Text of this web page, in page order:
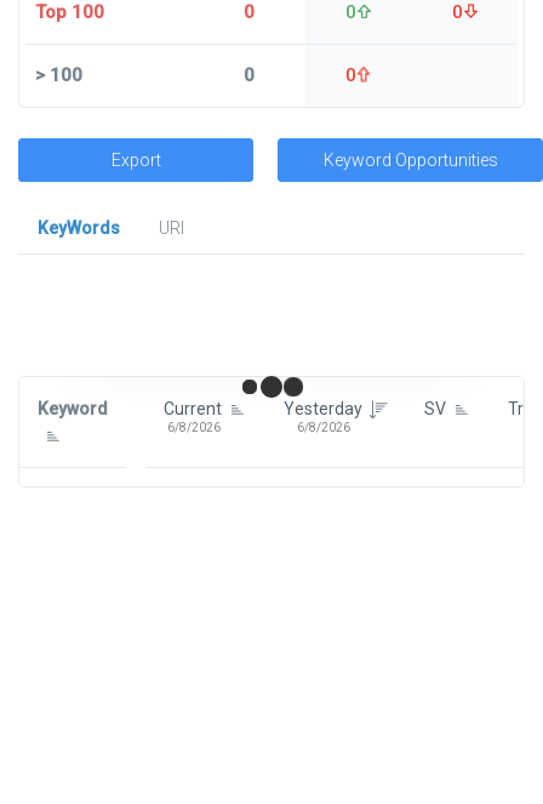
Top 100 0 0 0
>100 0 0
Export Keyword Opportunities
KeyWords
URl
Keyword Current
6/8/2026
Yesterday
6/8/2026
SV